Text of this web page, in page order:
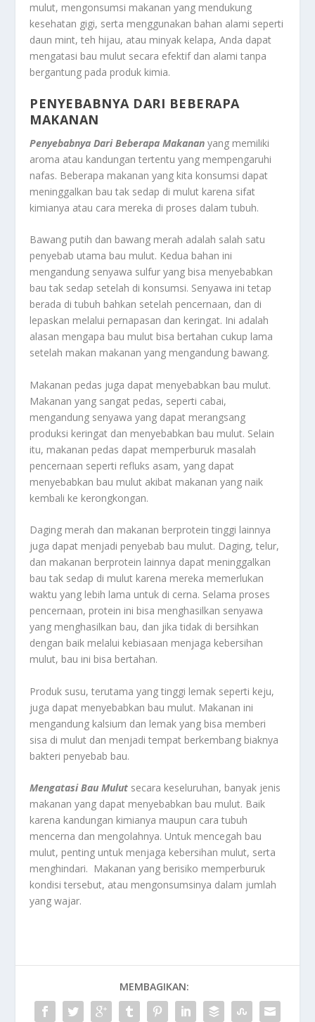
mulut, mengonsumsi makanan yang mendukung
kesehatan gigi, serta menggunakan bahan alami seperti
daun mint, teh hijau, atau minyak kelapa, Anda dapat
mengatasi bau mulut secara efektif dan alami tanpa
bergantung pada produk kimia.
PENYEBABNYA DARI BEBERAPA
MAKANAN
Penyebabnya Dari Beberapa Makanan yang memiliki
aroma atau kandungan tertentu yang mempengaruhi
nafas. Beberapa makanan yang kita konsumsi dapat
meninggalkan bau tak sedap di mulut karena sifat
kimianya atau cara mereka di proses dalam tubuh.
Bawang putih dan bawang merah adalah salah satu
penyebab utama bau mulut. Kedua bahan ini
mengandung senyawa sulfur yang bisa menyebabkan
bau tak sedap setelah di konsumsi. Senyawa ini tetap
berada di tubuh bahkan setelah pencernaan, dan di
lepaskan melalui pernapasan dan keringat. Ini adalah
alasan mengapa bau mulut bisa bertahan cukup lama
setelah makan makanan yang mengandung bawang.
Makanan pedas juga dapat menyebabkan bau mulut.
Makanan yang sangat pedas, seperti cabai,
mengandung senyawa yang dapat merangsang
produksi keringat dan menyebabkan bau mulut. Selain
itu, makanan pedas dapat memperburuk masalah
pencernaan seperti refluks asam, yang dapat
menyebabkan bau mulut akibat makanan yang naik
kembali ke kerongkongan.
Daging merah dan makanan berprotein tinggi lainnya
juga dapat menjadi penyebab bau mulut. Daging, telur,
dan makanan berprotein lainnya dapat meninggalkan
bau tak sedap di mulut karena mereka memerlukan
waktu yang lebih lama untuk di cerna. Selama proses
pencernaan, protein ini bisa menghasilkan senyawa
yang menghasilkan bau, dan jika tidak di bersihkan
dengan baik melalui kebiasaan menjaga kebersihan
mulut, bau ini bisa bertahan.
Produk susu, terutama yang tinggi lemak seperti keju,
juga dapat menyebabkan bau mulut. Makanan ini
mengandung kalsium dan lemak yang bisa memberi
sisa di mulut dan menjadi tempat berkembang biaknya
bakteri penyebab bau.
Mengatasi Bau Mulut secara keseluruhan, banyak jenis
makanan yang dapat menyebabkan bau mulut. Baik
karena kandungan kimianya maupun cara tubuh
mencerna dan mengolahnya. Untuk mencegah bau
mulut, penting untuk menjaga kebersihan mulut, serta
menghindari. Makanan yang berisiko memperburuk
kondisi tersebut, atau mengonsumsinya dalam jumlah
yang wajar.
MEMBAGIKAN: